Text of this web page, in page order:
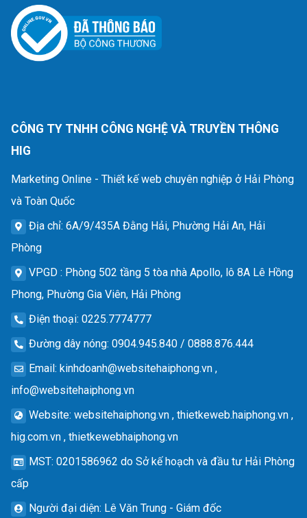
CÔNG TY TNHH CÔNG NGHỆ VÀ TRUYỀN THÔNG
HIG
Marketing Online - Thiết kế web chuyên nghiệp ở Hải Phòng
và Toàn Quốc
Địa chỉ: 6A/9/435A Đằng Hải, Phường Hải An, Hải
Phòng
VPGD : Phòng 502 tầng 5 tòa nhà Apollo, lô 8A Lê Hồng
Phong, Phường Gia Viên, Hải Phòng
Điện thoại: 0225.7774777
Đường dây nóng: 0904.945.840 / 0888.876.444
Email: kinhdoanh@websitehaiphong.vn ,
info@websitehaiphong.vn
Website: websitehaiphong.vn , thietkeweb.haiphong.vn ,
hig.com.vn , thietkewebhaiphong.vn
MST: 0201586962 do Sở kế hoạch và đầu tư Hải Phòng
cấp
Người đại diện: Lê Văn Trung - Giám đốc